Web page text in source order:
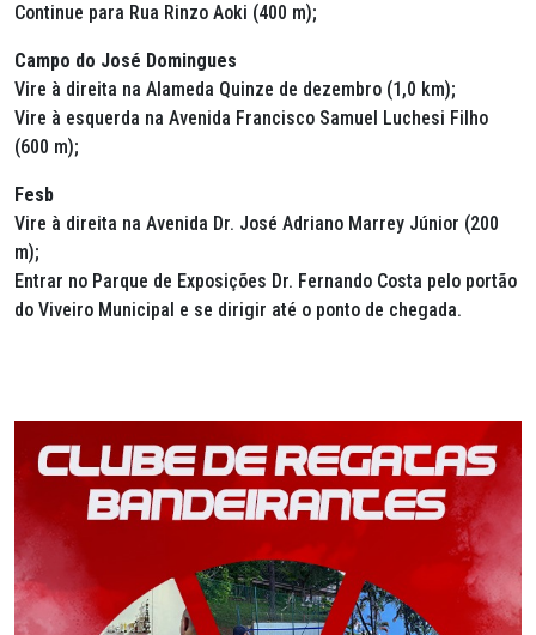
Continue para Rua Rinzo Aoki (400 m);
Campo do José Domingues
Vire à direita na Alameda Quinze de dezembro (1,0 km);
Vire à esquerda na Avenida Francisco Samuel Luchesi Filho
(600 m);
Fesb
Vire à direita na Avenida Dr. José Adriano Marrey Júnior (200
m);
Entrar no Parque de Exposições Dr. Fernando Costa pelo portão
do Viveiro Municipal e se dirigir até o ponto de chegada.